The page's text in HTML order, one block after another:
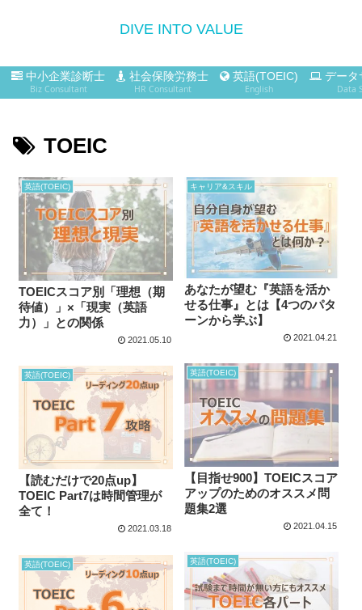
DIVE INTO VALUE
中小企業診断士
Biz Consultant
社会保険労務士
HR Consultant
英語(TOEIC)
English
データ
Data
TOEIC
英語(TOEIC)
TOEICスコア別「理想（期
待値）」×「現実（英語
力）」との関係
2021.05.10
キャリア&スキル
あなたが望む『英語を活か
せる仕事』とは【4つのパタ
ーンから学ぶ】
2021.04.21
英語(TOEIC)
【目指せ900】TOEICスコア
アップのためのオススメ問
題集2選
2021.04.15
英語(TOEIC)
【読むだけで20点up】
TOEIC Part7は時間管理が
全て！
2021.03.18
英語(TOEIC)
英語(TOEIC)